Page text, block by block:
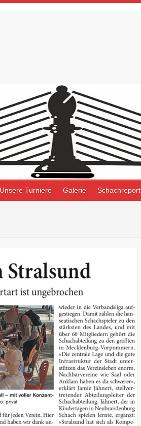
Unsere Turniere Galerie Schachreport